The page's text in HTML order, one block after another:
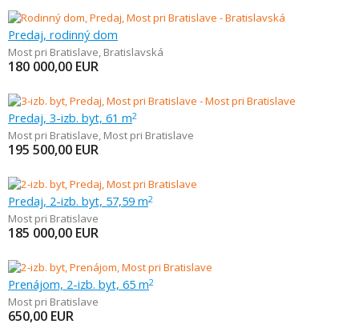
Predaj, rodinný dom
Most pri Bratislave, Bratislavská
180 000,00 EUR
Predaj, 3-izb. byt, 61 m2
Most pri Bratislave, Most pri Bratislave
195 500,00 EUR
Predaj, 2-izb. byt, 57,59 m2
Most pri Bratislave
185 000,00 EUR
Prenájom, 2-izb. byt, 65 m2
Most pri Bratislave
650,00 EUR